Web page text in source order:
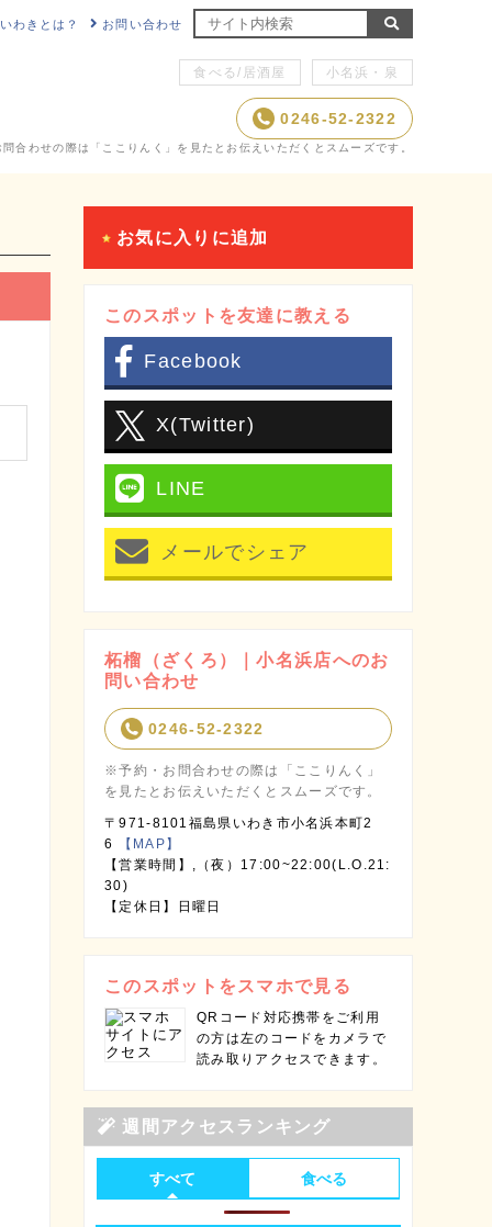
お問い合わせ
わきとは？
食べる/居酒屋 小名浜・泉
0246-52-2322
合わせの際は「ここりんく」を見たとお伝えいただくとスムーズです。
お気に入りに追加
このスポットを友達に教える
Facebook
X(Twitter)
LINE
メールでシェア
柘榴（ざくろ）｜小名浜店へのお
問い合わせ
0246-52-2322
※予約・お問合わせの際は「ここりんく」
を見たとお伝えいただくとスムーズです。
〒971-8101福島県いわき市小名浜本町2
6
【MAP】
【営業時間】,（夜）17:00~22:00(L.O.21:
30)
【定休日】日曜日
このスポットをスマホで見る
QRコード対応携帯をご利用
の方は左のコードをカメラで
読み取りアクセスできます。
週間アクセスランキング
すべて 食べる